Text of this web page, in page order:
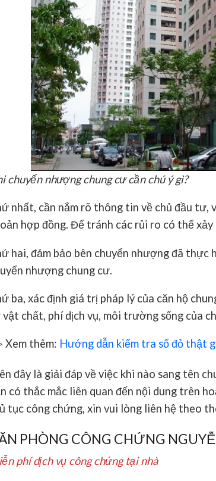
chuyển nhượng chung cư cần chú ý gì?
nhất, cần nắm rõ thông tin về chủ đầu tư,
hợp đồng. Để tránh các rủi ro có thể xảy
hai, đảm bảo bên chuyển nhượng đã
nhượng chung cư.
ba, xác định giá trị pháp lý của căn hộ
vật chất, phí dịch vụ, môi trường sống của
Xem thêm: Hướng dẫn kiểm tra sổ đỏ thật
đây là giải đáp về việc khi nào sang tên
có thắc mắc liên quan đến nội dung trên
tục công chứng, xin vui lòng liên hệ theo
PHÒNG CÔNG CHỨNG
phí dịch vụ công chứng tại nhà